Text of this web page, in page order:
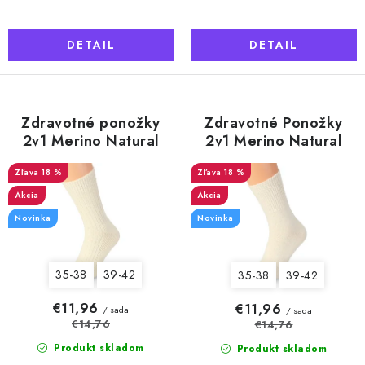
DETAIL DETAIL
Zdravotné ponožky
2v1 Merino Natural
Wool 7 dámske,
vzorované krémové
18 %
Akcia
Novinka
35-38 39-42
Produkt skladom
€11,96 / sada
€14,76
Zdravotné Ponožky
2v1 Merino Natural
Wool 5 dámske,
hladké krémové
18 %
Akcia
Novinka
35-38 39-42
Produkt skladom
€11,96 / sada
€14,76